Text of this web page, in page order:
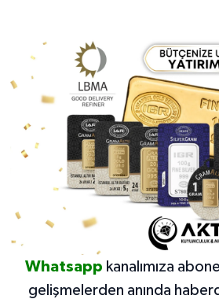
Whatsapp kanalımıza
gelişmelerden anında